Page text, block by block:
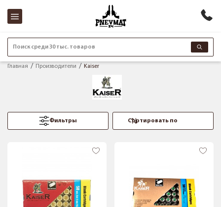
Поиск среди 30 тыс. товаров
Главная Производители Kaiser
Фильтры